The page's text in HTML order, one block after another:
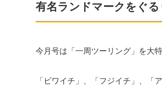
有名ランドマークをぐる
今月号は「一周ツーリング」を大特
「ビワイチ」、「フジイチ」、